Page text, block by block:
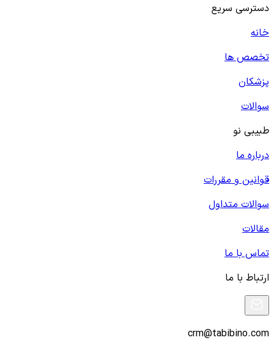
دسترسی سریع
خانه
تخصص ها
پزشکان
سوالات
طبیبی نو
درباره ما
قوانین و مقررات
سوالات متداول
مقالات
تماس با ما
ارتباط با ما
crm@tabibino.com